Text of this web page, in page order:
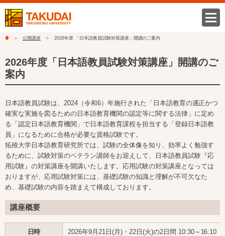
公開講座 2026年度 「日本語教員試験対策講座」開講のご案内
2026年度「日本語教員試験対策講座」開講のご
案内
日本語教員試験は、2024（令和6）年施行された「日本語教育の適正かつ
確実な実施を図るための日本語教育機関の認定等に関する法律」に定め
る「認定日本語教育機関」で日本語教育課程を担当する「登録日本語教
員」になるために合格が必要な資格試験です。
拓殖大学日本語教育研究所では、試験の全体像を知り、効率よく勉強す
るために、試験対策のベテラン講師をお迎えして、日本語教員試験『応
用試験』の対策講座を開講いたします。応用試験の対策講座となっては
おりますが、応用試験対策には、基礎試験の知識と理解が不可欠なた
め、基礎試験の内容を踏まえて構成しております。
講座概要
日時 2026年9月21日(月)・22日(火)の2日間 10:30～16:10